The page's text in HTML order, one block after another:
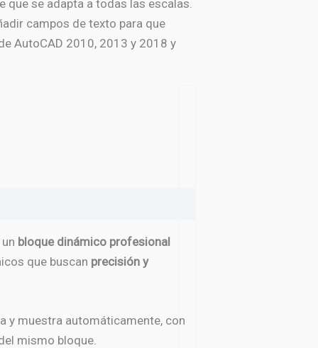
se adapta a todas las escalas.
campos de texto para que
AutoCAD 2010, 2013 y 2018 y
bloque dinámico profesional
que buscan precisión y
y muestra automáticamente, con
mismo bloque.